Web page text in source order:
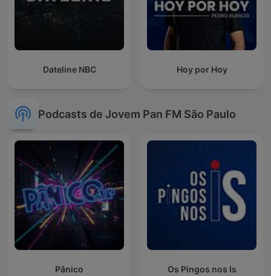
Dateline NBC Hoy por Hoy
Podcasts de Jovem Pan FM São Paulo
Pânico Os Pingos nos Is